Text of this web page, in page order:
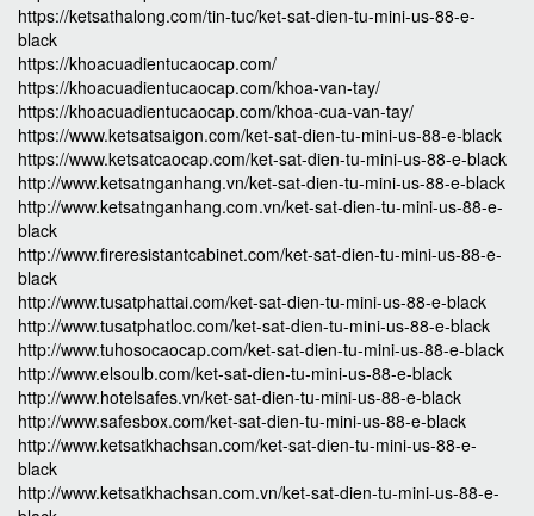
https://ketsathalong.com/tin-tuc/ket-sat-dien-tu-mini-us-88-e-
black
https://khoacuadientucaocap.com/
https://khoacuadientucaocap.com/khoa-van-tay/
https://khoacuadientucaocap.com/khoa-cua-van-tay/
https://www.ketsatsaigon.com/ket-sat-dien-tu-mini-us-88-e-black
https://www.ketsatcaocap.com/ket-sat-dien-tu-mini-us-88-e-black
http://www.ketsatnganhang.vn/ket-sat-dien-tu-mini-us-88-e-black
http://www.ketsatnganhang.com.vn/ket-sat-dien-tu-mini-us-88-e-
black
http://www.fireresistantcabinet.com/ket-sat-dien-tu-mini-us-88-e-
black
http://www.tusatphattai.com/ket-sat-dien-tu-mini-us-88-e-black
http://www.tusatphatloc.com/ket-sat-dien-tu-mini-us-88-e-black
http://www.tuhosocaocap.com/ket-sat-dien-tu-mini-us-88-e-black
http://www.elsoulb.com/ket-sat-dien-tu-mini-us-88-e-black
http://www.hotelsafes.vn/ket-sat-dien-tu-mini-us-88-e-black
http://www.safesbox.com/ket-sat-dien-tu-mini-us-88-e-black
http://www.ketsatkhachsan.com/ket-sat-dien-tu-mini-us-88-e-
black
http://www.ketsatkhachsan.com.vn/ket-sat-dien-tu-mini-us-88-e-